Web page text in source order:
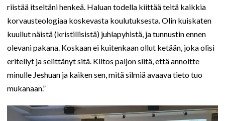
riistää itseltäni henkeä. Haluan todella kiittää teitä kaikkia
korvausteologiaa koskevasta koulutuksesta. Olin kuiskaten
kuullut näistä (kristillisistä) juhlapyhistä, ja tunnustin ennen
olevani pakana. Koskaan ei kuitenkaan ollut ketään, joka olisi
eritellyt ja selittänyt sitä. Kiitos paljon siitä, että annoitte
minulle Jeshuan ja kaiken sen, mitä silmiä avaava tieto tuo
mukanaan.”